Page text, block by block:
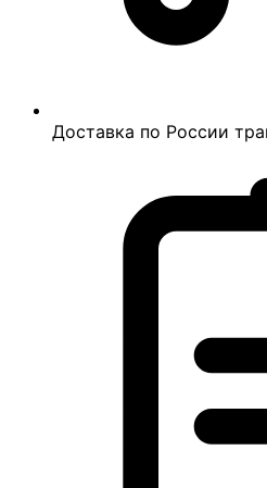
Доставка по России